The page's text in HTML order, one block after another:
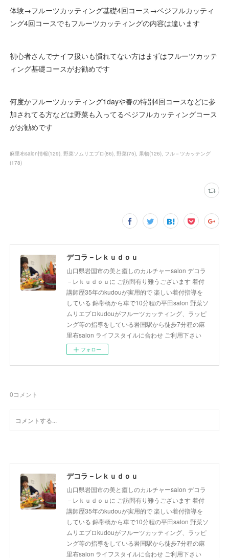
体験→フルーツカッティング基礎4回コース→ベジフルカッティ
ング4回コースでもフルーツカッティングの内容は違います
初心者さんでナイフ扱いも慣れてない方はまずはフルーツカッテ
ィング基礎コースがお勧めです
何度かフルーツカッティング1dayや春の特別4回コースなどに参
加されてる方などは野菜も入ってるベジフルカッティングコース
がお勧めです
麻里布salon情報(129) 野菜ソムリエプロ (86) 野菜(75) 果物(126) フル－ツカッテング
(178)
デコラ－レｋｕｄｏｕ
山口県岩国市の美と癒しのカルチャーsalon デコラ
－レｋｕｄｏｕに ご訪問有り難うございます 着付
講師歴35年のkudouが実用的で 楽しい着付指導を
している 錦帯橋から車で10分程の平田salon 野菜ソ
ムリエプロkudouがフルーツカッティング、ラッピ
ング等の指導をしている岩国駅から徒歩7分程の麻
里布salon ライフスタイルに合わせ ご利用下さい
フォロー
0コメント
デコラ－レｋｕｄｏｕ
山口県岩国市の美と癒しのカルチャーsalon デコラ
－レｋｕｄｏｕに ご訪問有り難うございます 着付
講師歴35年のkudouが実用的で 楽しい着付指導を
している 錦帯橋から車で10分程の平田salon 野菜ソ
ムリエプロkudouがフルーツカッティング、ラッピ
ング等の指導をしている岩国駅から徒歩7分程の麻
里布salon ライフスタイルに合わせ ご利用下さい